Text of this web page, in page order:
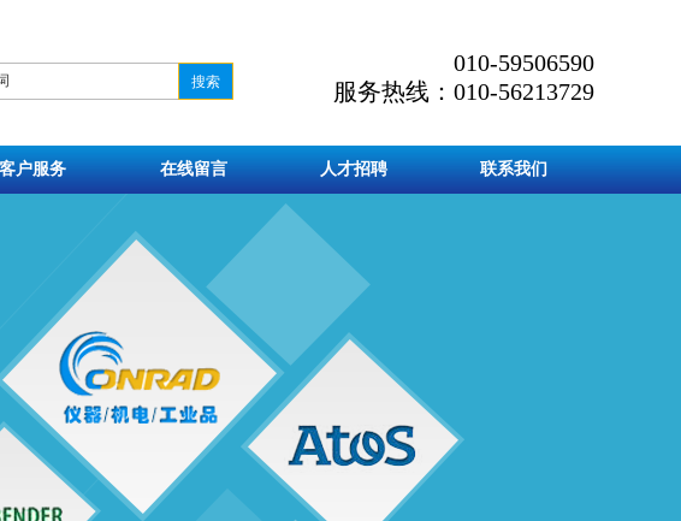
010-59506590
服务热线：010-56213729
客户服务 在线留言 人才招聘 联系我们